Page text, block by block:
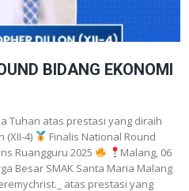
BIDANG EKONOMI
Tuhan atas prestasi yang diraih
(XII-4)
Finalis National Round
Ruangguru 2025
Malang, 06
Besar SMAK Santa Maria Malang
atas prestasi yang